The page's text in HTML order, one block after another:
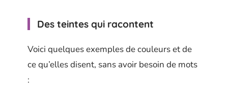
Des teintes qui racontent
Voici quelques exemples de couleurs et de
ce qu’elles disent, sans avoir besoin de mots
: